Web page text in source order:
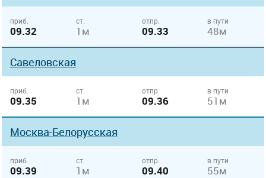
приб.
09.32
ст.
1м
отпр.
09.33
в пути
48м
Савеловская
приб.
09.35
ст.
1м
отпр.
09.36
в пути
51м
Москва-Белорусская
приб.
09.39
ст.
1м
отпр.
09.40
в пути
55м